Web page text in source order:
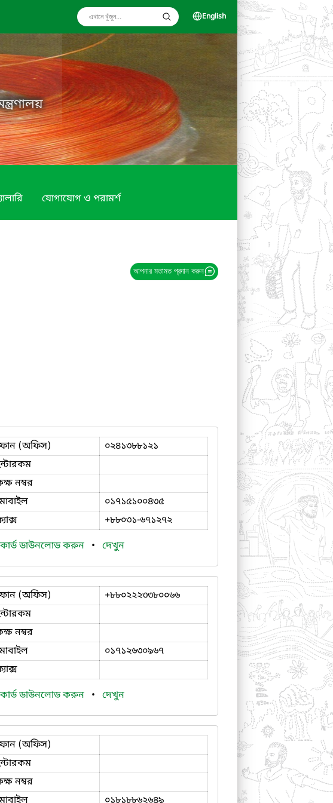
English
যোগাযোগ ও পরামর্শ
আপনার মতামত প্রদান করুন
(অফিস)
০২৪১৩৮৮১২১
নম্বর
০১৭১৫১০০৪৩৫
+৮৮০৩১-৬৭১২৭২
ডাউনলোড করুন • দেখুন
(অফিস)
+৮৮০২২২৩৩৮০০৬৬
নম্বর
০১৭১২৬৩০৯৬৭
ডাউনলোড করুন • দেখুন
(অফিস)
নম্বর